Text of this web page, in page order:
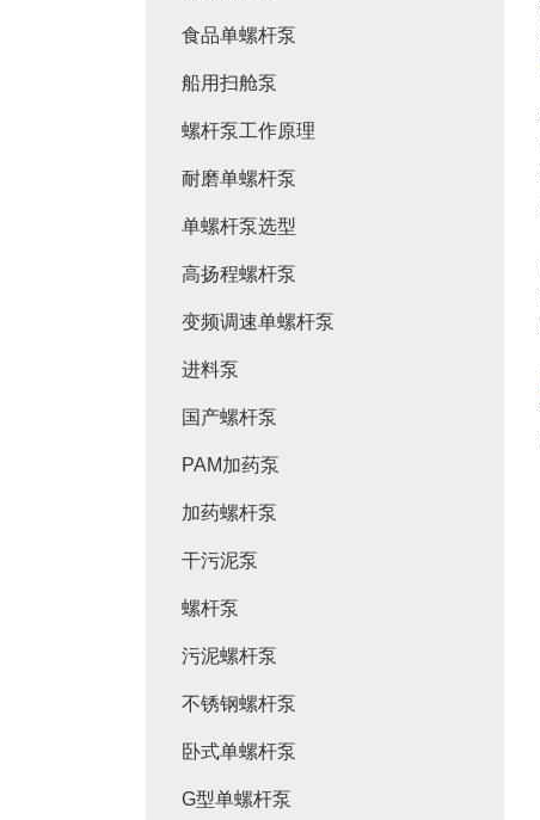
食品单螺杆泵
船用扫舱泵
螺杆泵工作原理
耐磨单螺杆泵
单螺杆泵选型
高扬程螺杆泵
变频调速单螺杆泵
进料泵
国产螺杆泵
PAM加药泵
加药螺杆泵
干污泥泵
螺杆泵
污泥螺杆泵
不锈钢螺杆泵
卧式单螺杆泵
G型单螺杆泵